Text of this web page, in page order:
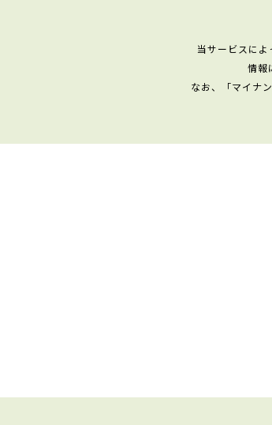
当サービスに
情報
なお、「マイナ